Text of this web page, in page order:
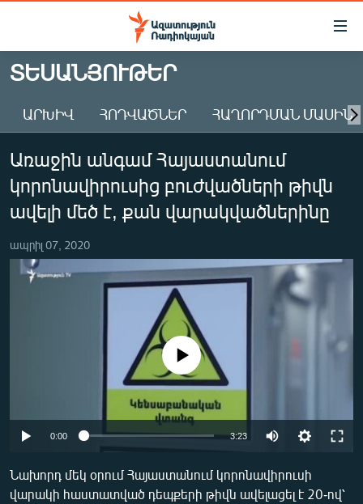
Մատչելիության
Անցնել
հիմնական
Անցնել
հիմնական
մենյուին
Որոնում
ԱԶԱՏՈՒԹՅՈՒՆ TV
ՀԱՅԱՍՏԱՆ
ԸՆՏՐՈՒԹՅՈՒՆՆԵՐ 2026
ԻՐԱՎՈՒՆՔ
ՏՆՏԵՍՈՒԹՅՈՒՆ
ՂԱՐԱԲԱՂ
ՊԱՏԵՐԱԶՄԻ 6 ՇԱԲԱԹՆԵՐԸ
ՍՊՈՐՏ
ՏՏ ԵՒ ԻՆՏԵՐՆԵՏ
ՏԵՍԱՆՅՈՒԹԵՐ
ԱՐԽԻՎ ՀՈԴՎԱԾՆԵՐ ՀԱՂՈՐԴՄԱՆ ՄԱՍԻՆ
Առաջին անգամ Հայաստանում
կորոնավիրուսից բուժվածների թիվն
ավելի մեծ է, քան վարակվածներինը
ապրիլ 07, 2020
No media source currently available
0:00 3:23
360p
Նախորդ մեկ օրում Հայաստանում կորոնավիրուսի
վարակի հաստատված դեպքերի թիվն ավելացել է 20-ով՝